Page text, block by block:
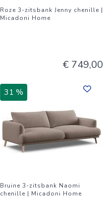
Roze 3-zitsbank Jenny chenille |
Micadoni Home
€ 749,00
31 %
Bruine 3-zitsbank Naomi
chenille | Micadoni Home